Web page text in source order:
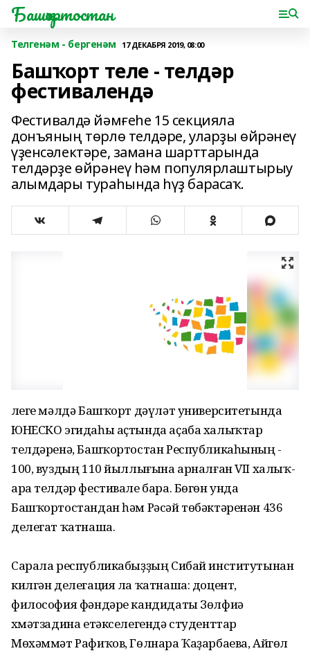
Башҡортостан
Телгенәм - бергенәм 17 ДЕКАБРЯ 2019, 08:00
Башҡорт теле - телдәр
фестивалендә
Фестивалдә йәмғеһе 15 секцияла
донъяның төрлө телдәре, уларҙы өйрәнеү
үҙенсәлектәре, замана шарттарында
телдәрҙе өйрәнеү һәм популярлаштырыу
алымдары тураһында һүҙ барасаҡ.
Әлеге мәлдә Башҡорт дәүләт университетында
ЮНЕСКО эгидаһы аҫтында аҫаба халыҡтар
телдәренә, Башҡортостан Республикаһының -
100, вуздың 110 йыллығына арналған VII халыҡ-
ара телдәр фестивале бара. Бөгөн унда
Башҡортостандан һәм Рәсәй төбәктәренән 436
делегат ҡатнаша.
Сарала республикабыҙҙың Сибай институтынан
килгән делегация ла ҡатнаша: доцент,
философия фәндәре кандидаты Зөлфиә
Әхмәтзадина етәкселегендә студенттар
Мөхәммәт Рафиҡов, Гөлнара Ҡаҙарбаева, Айгөл